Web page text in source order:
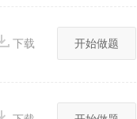
下载 开始做题